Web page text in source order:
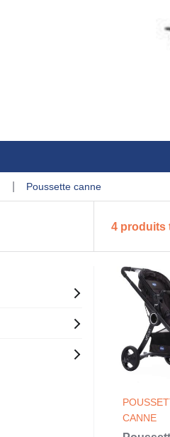
poussette canne
4 produits
CANNE